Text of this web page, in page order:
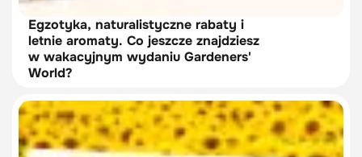
Egzotyka, naturalistyczne rabaty i
letnie aromaty. Co jeszcze znajdziesz
w wakacyjnym wydaniu Gardeners'
World?